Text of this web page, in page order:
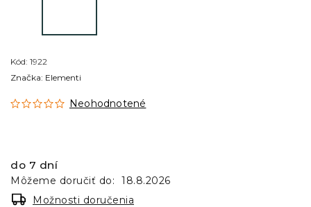
Kód: 1922
Neohodnotené
Značka: Elementi
do 7 dní
Môžeme doručiť do:
18.8.2026
Možnosti doručenia